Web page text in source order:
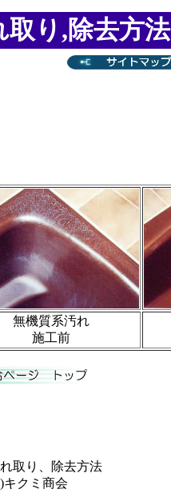
取り,除去方法
無機質系汚れ
施工前
取り、除去方法
キクミ商会